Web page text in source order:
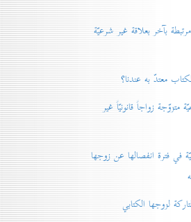
بآخر بعلاقة غير شرعيّة
معتدّ به عندنا؟
زواجاً قانونيّاً غير
فترة انفصالها عن زوجها
لزوجها الكتابي